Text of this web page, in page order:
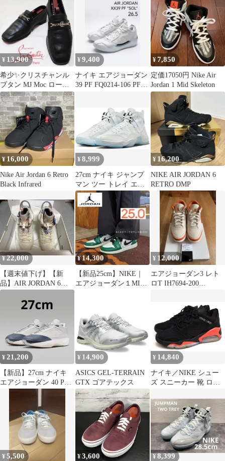
¥ 13,900
希少✨クリスチャンル
ブタン MJ Moc ローフ
ァー ロゴチェーン レッ
ドソール
¥9,400
ナイキ エアジョーダン
39 PF FQ0214-106 PF
¥7,850
定価17050円 Nike Air
Jordan 1 Mid Skeleton
¥ 16,000
Nike Air Jordan 6 Retro
Black Infrared
¥8,999
27cm ナイキ ジャンプ
マン ツー トレイ エア
ジョーダン AJ バッシュ
¥ 16,200
NIKE AIR JORDAN 6
RETRO DMP
¥22,000
【週末値下げ】【新
品】AIR JORDAN 6
RETRO 日本限定
¥ 14,300
【新品25cm】NIKE｜
エアジョーダン１MID
¥ 12,000
エアジョーダン3 レト
ロT IH7694-200
¥21,200
【新品】27cm ナイキ
エアジョーダン 40 PF
ウルフグレー バッシュ
¥ 14,900
ASICS GEL-TERRAIN
GTX ゴアテックス
¥ 14,840
ナイキ／NIKE シュー
ズ スニーカー 靴 ロー
性用ナイロン ブラック
黒 CZ4166-006 Jordan
Point Lane Infrared Black
Infrared 23 Dark Concord
ジョーダン ポイント
¥5,500 ¥3,600 ¥8,399